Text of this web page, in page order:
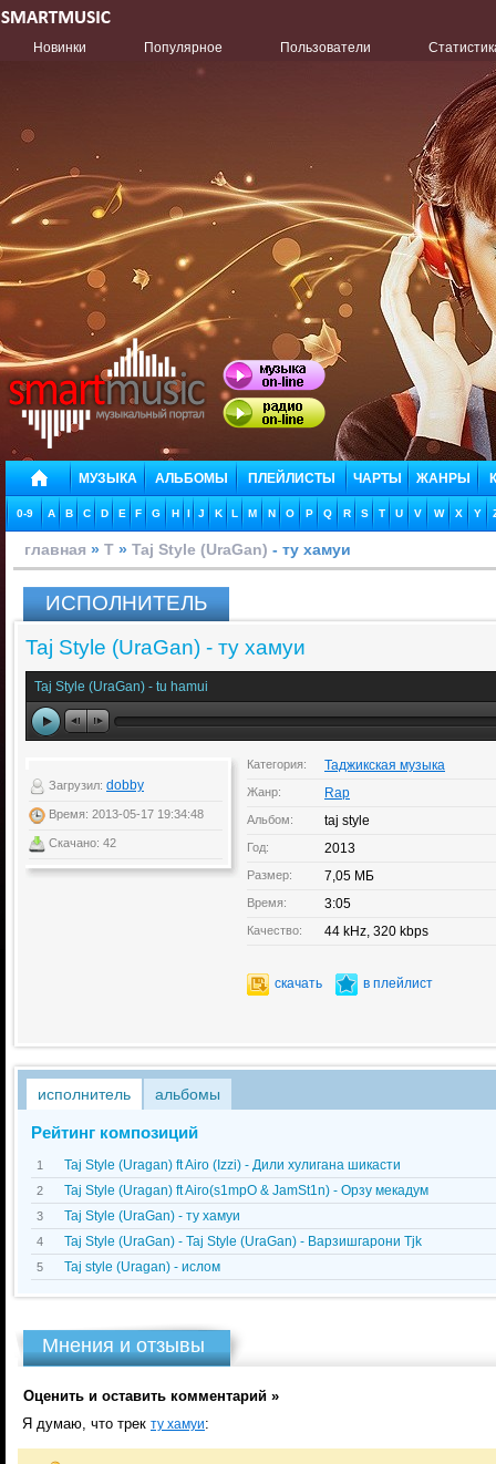
Новинки Популярное Пользователи
МУЗЫКА АЛЬБОМЫ ПЛЕЙЛИСТЫ ЧАРТЫ ЖАНРЫ
0-9 A B C D E F G H I J K L M N O P Q R S T U V W X Y
главная » T » Taj Style (UraGan) - ту хамуи
ИСПОЛНИТЕЛЬ
Taj Style (UraGan) - ту хамуи
Taj Style (UraGan) - tu hamui
Загрузил: dobby
Время: 2013-05-17 19:34:48
Скачано: 42
Категория: Таджикская музыка
Жанр: Rap
Альбом: taj style
Год: 2013
Размер: 7,05 МБ
Время: 3:05
Качество: 44 kHz, 320 kbps
скачать в плейлист
исполнитель альбомы
Рейтинг композиций
1 Taj Style (Uragan) ft Airo (Izzi) - Дили хулигана шикасти
2 Taj Style (Uragan) ft Airo(s1mpO & JamSt1n) - Орзу мекадум
3 Taj Style (UraGan) - ту хамуи
4 Taj Style (UraGan) - Taj Style (UraGan) - Варзишгарони Tjk
5 Taj style (Uragan) - ислом
Мнения и отзывы
Оценить и оставить комментарий »
Я думаю, что трек ту хамуи: